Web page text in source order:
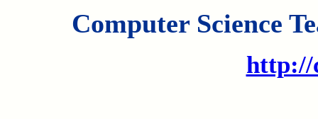
Computer Science
http://